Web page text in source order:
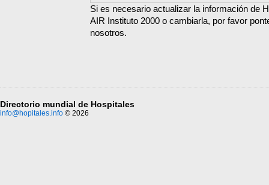
Si es necesario actualizar la información de
AIR Instituto 2000 o cambiarla, por favor
nosotros.
Directorio mundial de Hospitales
info@hopitales.info © 2026